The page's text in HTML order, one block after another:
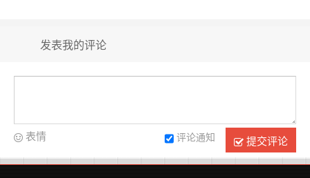
发表我的评论
提交评论
评论通知
表情